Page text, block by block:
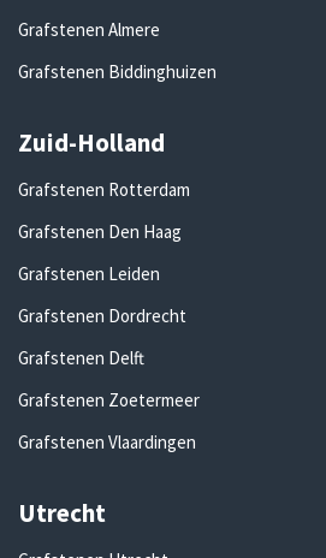
Grafstenen Almere
Grafstenen Biddinghuizen
Zuid-Holland
Grafstenen Rotterdam
Grafstenen Den Haag
Grafstenen Leiden
Grafstenen Dordrecht
Grafstenen Delft
Grafstenen Zoetermeer
Grafstenen Vlaardingen
Utrecht